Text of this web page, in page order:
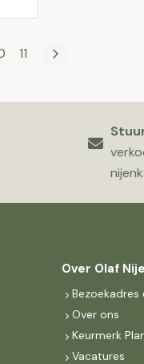
11
Over Olaf
Over ons
Keurmerk
Vacatures